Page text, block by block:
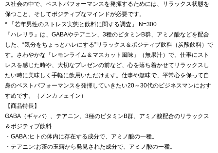
ス社会の中で、ベストパフォーマンスを発揮するためには、リラックス状態を
保つこと、そしてポジティブなマインドが必要です。
* 「若年男性のストレス実態と飲料に関する調査」 N=300
『ハレリラ』は、GABAやテアニン、3種のビタミンB群、アミノ酸などを配合
した、“気分をちょっとハレにする”リラックス＆ポジティブ飲料（炭酸飲料）で
す。さわやかな「レモンライム＆マスカット風味」（無果汁）で、仕事にスト
レスを感じた時や、大切なプレゼンの前など、心を落ち着かせてリラックスし
たい時に美味しく手軽に飲用いただけます。仕事や趣味で、平常心を保って自
身のベストパフォーマンスを発揮していきたい20～30代のビジネスマンにおす
すめです。（ノンカフェイン）
【商品特長】
GABA（ギャバ）、テアニン、3種のビタミンB群、アミノ酸配合のリラックス
＆ポジティブ飲料
・GABA :ヒトの体内に存在する成分で、アミノ酸の一種。
・テアニン:お茶の玉露から発見された成分で、アミノ酸の一種。